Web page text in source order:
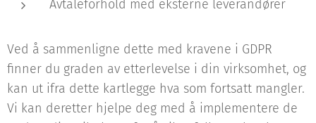
Avtaleforhold med eksterne leverandører
Ved å sammenligne dette med kravene i GDPR
finner du graden av etterlevelse i din virksomhet, og
kan ut ifra dette kartlegge hva som fortsatt mangler.
Vi kan deretter hjelpe deg med å implementere de